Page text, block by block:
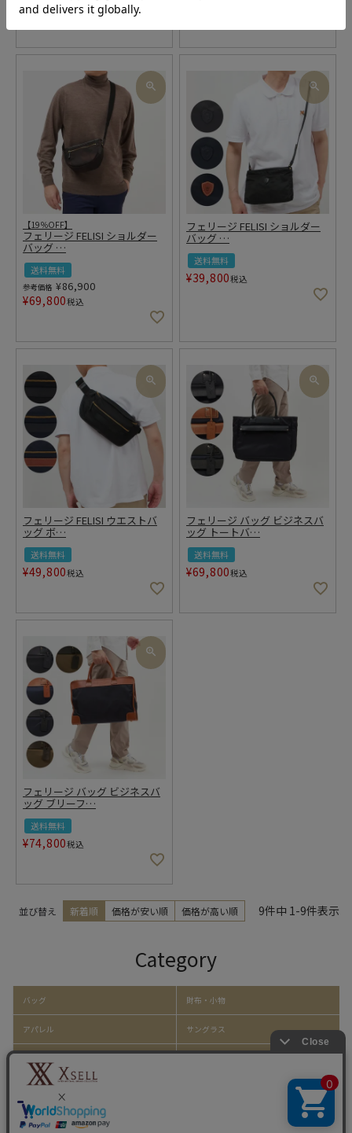
【19％OFF】
フェリージ FELISI ショルダー
バッグ …
送料無料
参考価格 ¥86,900
¥69,800税込
フェリージ FELISI ショルダー
バッグ …
送料無料
¥39,800税込
フェリージ FELISI ウエストバ
ッグ ボ…
送料無料
¥49,800税込
フェリージ バッグ ビジネスバ
ッグ トートバ…
送料無料
¥69,800税込
フェリージ バッグ ビジネスバ
ッグ ブリーフ…
送料無料
¥74,800税込
並び替え 新着順 価格が安い順 価格が高い順 9件中 1-9件表示
Category
バッグ 財布・小物
アパレル サングラス
ファッション小物
取り扱いアイテム一覧